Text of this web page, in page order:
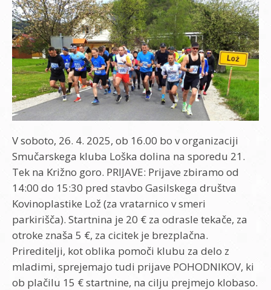
V soboto, 26. 4. 2025, ob 16.00 bo v organizaciji
Smučarskega kluba Loška dolina na sporedu 21.
Tek na Križno goro. PRIJAVE: Prijave zbiramo od
14:00 do 15:30 pred stavbo Gasilskega društva
Kovinoplastike Lož (za vratarnico v smeri
parkirišča). Startnina je 20 € za odrasle tekače, za
otroke znaša 5 €, za cicitek je brezplačna.
Prireditelji, kot oblika pomoči klubu za delo z
mladimi, sprejemajo tudi prijave POHODNIKOV, ki
ob plačilu 15 € startnine, na cilju prejmejo klobaso.